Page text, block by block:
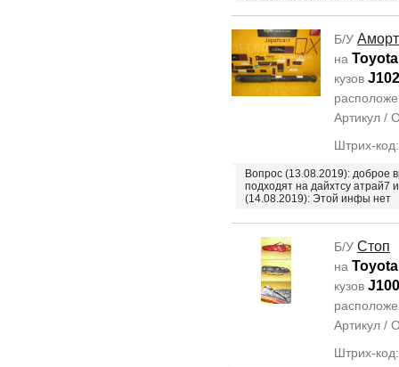
Б/У
на
кузов
Артикул /
Штрих-
Вопрос (13.08.2019): доброе
подходят на дайхтсу атрай7
(14.08.2019): Этой инфы нет
Б/У Стоп
на
кузов
Артикул /
Штрих-